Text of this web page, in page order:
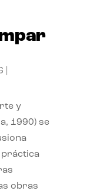
y
1990) se
práctica
obras